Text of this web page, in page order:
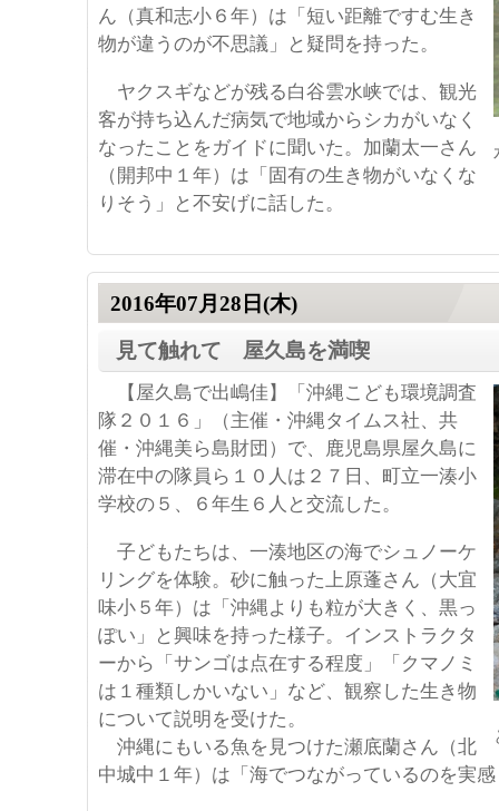
ん（真和志小６年）は「短い距離ですむ生き
物が違うのが不思議」と疑問を持った。
ヤクスギなどが残る白谷雲水峡では、観光
客が持ち込んだ病気で地域からシカがいなく
なったことをガイドに聞いた。加蘭太一さん
（開邦中１年）は「固有の生き物がいなくな
りそう」と不安げに話した。
2016年07月28日(木)
見て触れて 屋久島を満喫
【屋久島で出嶋佳】
「沖縄こども環境調査
隊２０１６」（主催・沖縄タイムス社、共
催・沖縄美ら島財団）で、鹿児島県屋久島に
滞在中の隊員ら１０人は２７日、町立一湊小
学校の５、６年生６人と交流した。
子どもたちは、一湊地区の海でシュノーケ
リングを体験。砂に触った上原蓬さん（大宜
味小５年）は「沖縄よりも粒が大きく、黒っ
ぽい」と興味を持った様子。インストラクタ
ーから「サンゴは点在する程度」「クマノミ
は１種類しかいない」など、観察した生き物
について説明を受けた。
沖縄にもいる魚を見つけた瀬底蘭さん（北
中城中１年）は「海でつながっているのを実